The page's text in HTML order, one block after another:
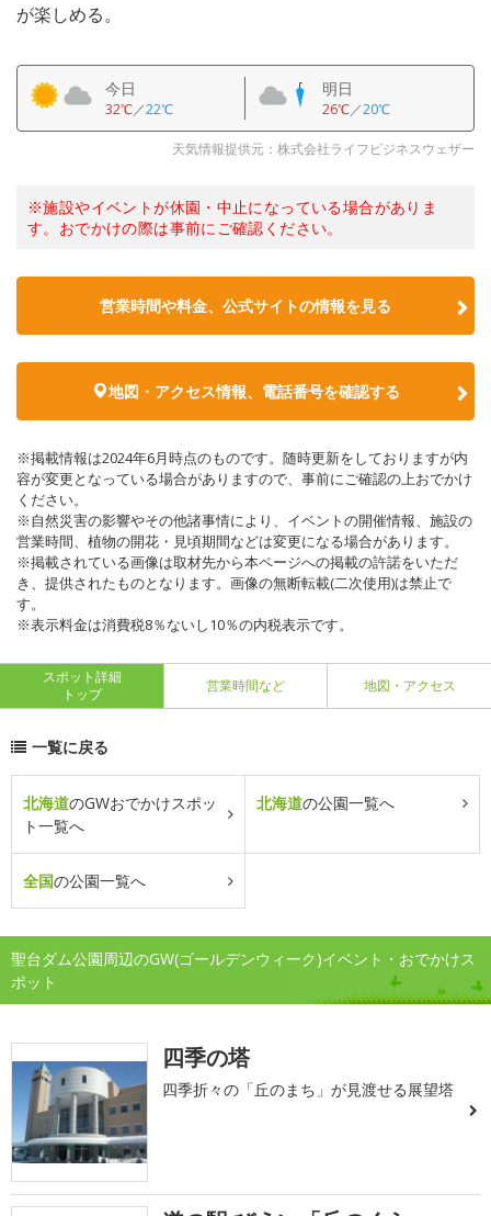
が楽しめる。
今日
32℃／22℃
明日
26℃／20℃
天気情報提供元：株式会社ライフビジネスウェザー
※施設やイベントが休園・中止になっている場合がありま
す。おでかけの際は事前にご確認ください。
営業時間や料金、公式サイトの情報を見る
地図・アクセス情報、電話番号を確認する
※掲載情報は2024年6月時点のものです。随時更新をしておりますが内
容が変更となっている場合がありますので、事前にご確認の上おでかけ
ください。
※自然災害の影響やその他諸事情により、イベントの開催情報、施設の
営業時間、植物の開花・見頃期間などは変更になる場合があります。
※掲載されている画像は取材先から本ページへの掲載の許諾をいただ
き、提供されたものとなります。画像の無断転載(二次使用)は禁止で
す。
※表示料金は消費税8％ないし10％の内税表示です。
スポット詳細
トップ
営業時間など 地図・アクセス
一覧に戻る
北海道のGWおでかけスポッ
ト一覧へ
北海道の公園一覧へ
全国の公園一覧へ
聖台ダム公園周辺のGW(ゴールデンウィーク)イベント・おでかけス
ポット
四季の塔
四季折々の「丘のまち」が見渡せる展望塔